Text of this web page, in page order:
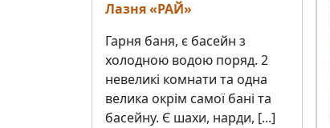
Лазня «РАЙ»
Гарня баня, є басейн з
холодною водою поряд. 2
невеликі комнати та одна
велика окрім самої бані та
басейну. Є шахи, нарди, [...]